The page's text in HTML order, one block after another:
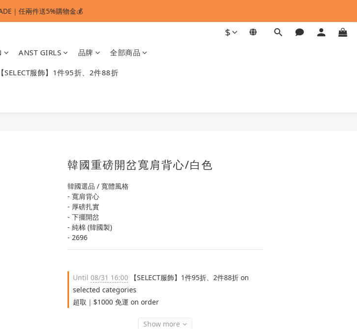
｜任兩件送5%購物金💰
｜任兩件送5%購物金💰
多重好禮滿額贈🔥
｜任兩件送5%購物金💰
$
ANST GIRLS 品牌 全部商品
【SELECT服飾】1件95折、2件88折
韓國重磅開岔寬肩背心/白色
韓國選品 / 寬體風格
- 寬肩背心
- 厚磅扎實
- 下擺開岔
- 純棉 (韓國製)
- 2696
Until 08/31 16:00【SELECT服飾】1件95折、2件88折 on
selected categories
超取｜$1000 免運 on order
Show more